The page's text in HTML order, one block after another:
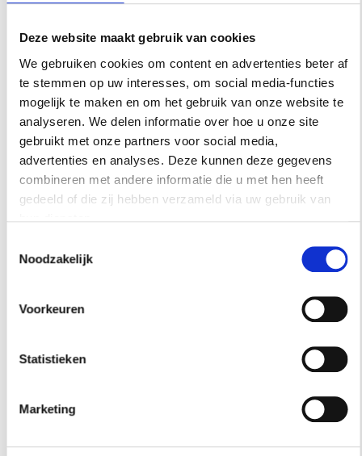
Deze website maakt gebruik van cookies
We gebruiken cookies om content en advertenties beter af
te stemmen op uw interesses, om social media-functies
mogelijk te maken en om het gebruik van onze website te
analyseren. We delen informatie over hoe u onze site
gebruikt met onze partners voor social media,
advertenties en analyses. Deze kunnen deze gegevens
combineren met andere informatie die u met hen heeft
gedeeld of die zij hebben verzameld via uw gebruik van
Noodzakelijk
Voorkeuren
Statistieken
Marketing
SMAQQ – ROZE
deze salontafel, zoals het gekleurde glas, de
SHOP
Residence kan commissie verdienen met links op